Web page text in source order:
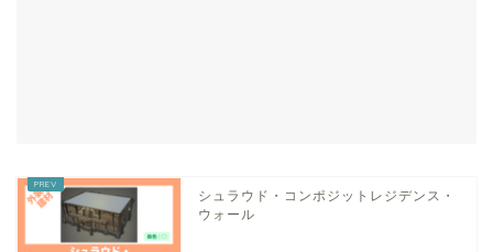
シュラウド・コンポジットレジデンス・
ウォール